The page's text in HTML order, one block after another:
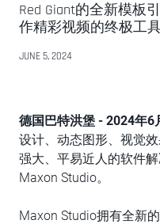
Red Giant的全新模板
作精彩视频的终极工
JUNE 5, 2024
德国巴特洪堡 - 2024年6
设计、动态图形、视觉
强大、平易近人的软件
Maxon Studio。
Maxon Studio拥有全新